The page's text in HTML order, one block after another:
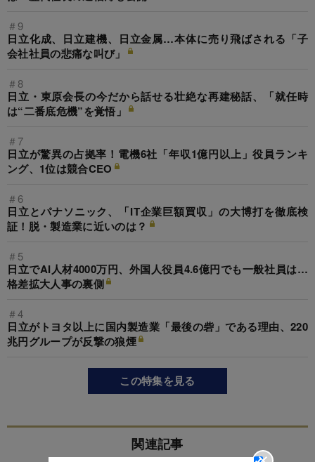
＃9
日立化成、日立建機、日立金属…本体に売り飛ばされる「子
会社社員の悲痛な叫び」
＃8
日立・東原会長の今だから話せる壮絶な再建秘話、「就任時
は“二番底危機”を覚悟」
＃7
日立が驚異の占拠率！電機6社「年収1億円以上」役員ランキ
ング、1位は競合CEO
＃6
日立とパナソニック、「IT企業巨額買収」の大博打を徹底検
証！脱・製造業に近いのは？
＃5
日立でAI人材4000万円、外国人役員4.6億円でも一般社員は…
格差拡大人事の裏側
＃4
日立がトヨタ以上に国内製造業「最後の砦」である理由、220
兆円グループが反撃の狼煙
この特集を見る
関連記事